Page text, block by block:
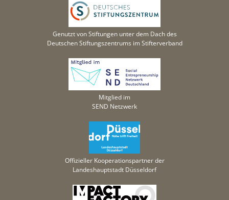
Genutzt von Stiftungen unter dem Dach des
Deutschen Stiftungszentrums im Stifterverband
Mitglied im
SEND Netzwerk
Offizieller Kooperationspartner der
Landeshauptstadt Düsseldorf